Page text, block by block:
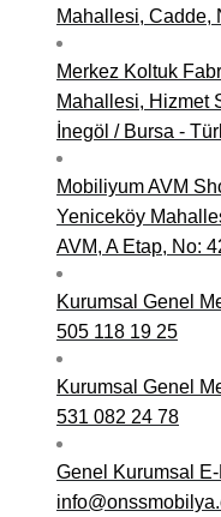
Mahallesi, Cadde,
Merkez Koltuk
Mahallesi, Hizmet
İnegöl / Bursa -
Mobiliyum AVM
Yeniceköy
AVM, A Etap, No:
Kurumsal Genel
505 118 19 25
Kurumsal Genel
531 082 24 78
Genel Kurumsal